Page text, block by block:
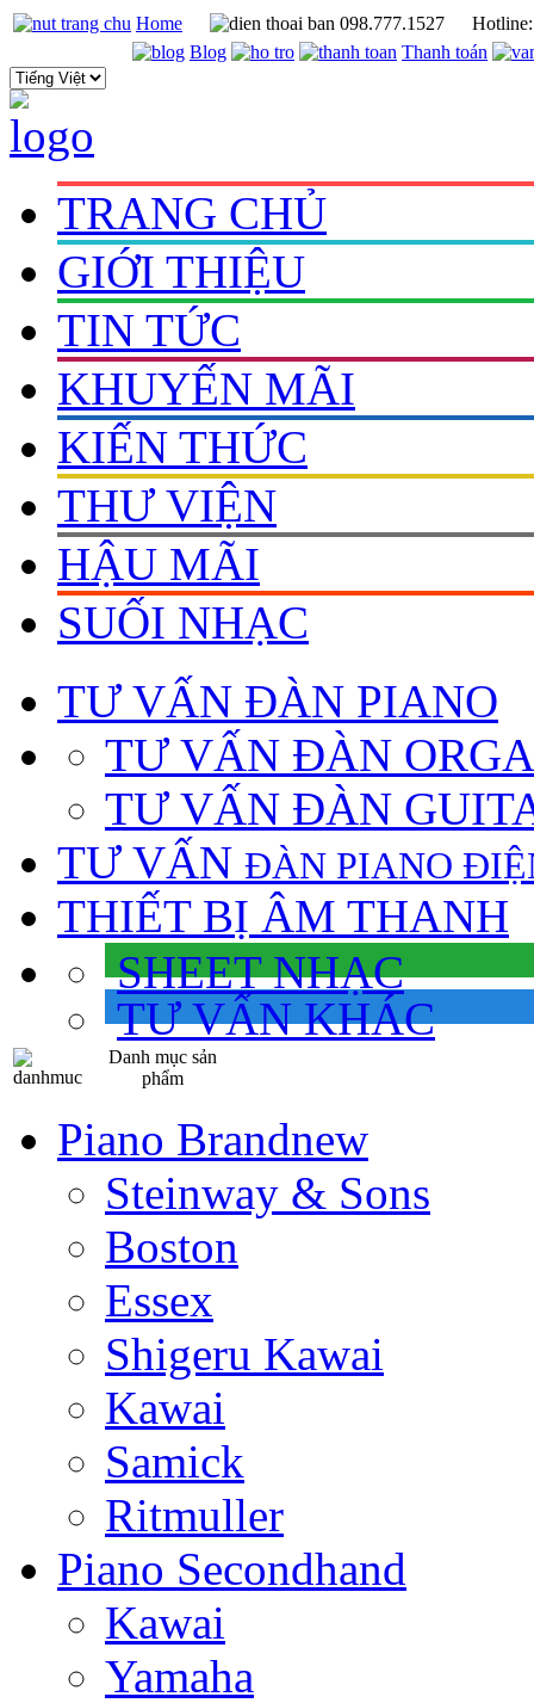
Home 098.777.1527
Blog
Thanh toán
TRANG CHỦ
GIỚI THIỆU
TIN TỨC
KHUYẾN MÃI
KIẾN THỨC
THƯ VIỆN
HẬU MÃI
SUỐI NHẠC
TƯ VẤN ĐÀN PIANO
TƯ VẤN ÐÀN
TƯ VẤN ÐÀN
TƯ VẤN ÐÀN PIANO
THIẾT BỊ ÂM THANH
SHEET NHẠC
TƯ VẤN KHÁC
Danh mục sản
phẩm
Piano Brandnew
Steinway & Sons
Boston
Essex
Shigeru Kawai
Kawai
Samick
Ritmuller
Piano Secondhand
Kawai
Yamaha